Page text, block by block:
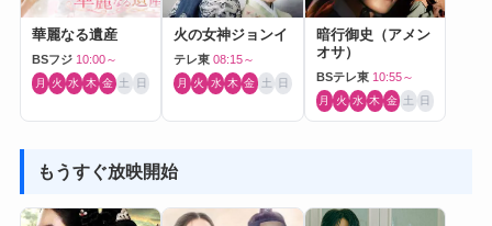
華麗なる遺産
BSフジ 10:00～
月 火 水 木 金 土 日
火の女神ジョンイ
テレ東 08:15～
月 火 水 木 金 土 日
暗行御史（アメン
オサ）
BSテレ東 10:55～
月 火 水 木 金 土 日
もうすぐ放映開始